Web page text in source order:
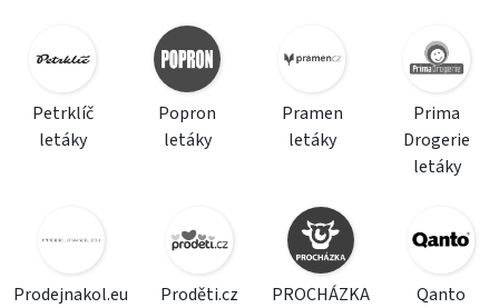
Petrklíč
letáky
Popron
letáky
Pramen
letáky
Prima
Drogerie
letáky
Prodejnakol.eu
Proděti.cz
PROCHÁZKA
Qanto